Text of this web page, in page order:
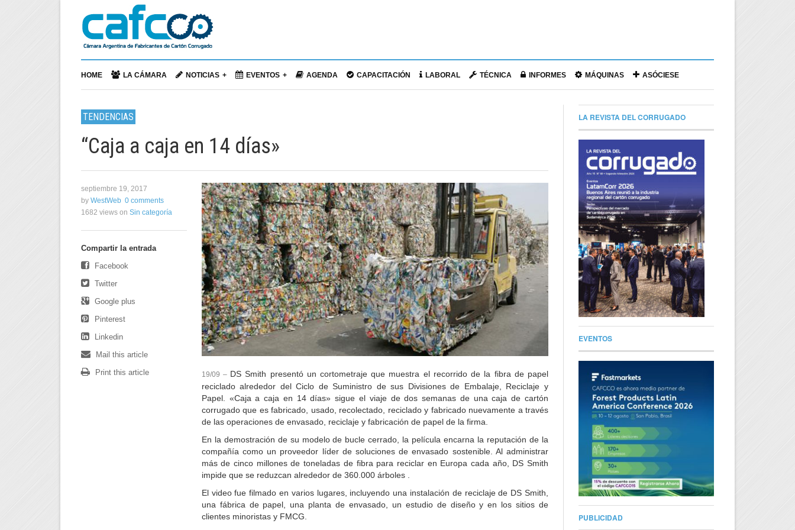
HOME LA CÁMARA NOTICIAS EVENTOS AGENDA CAPACITACIÓN LABORAL TÉCNICA INFORMES MÁQUINAS ASÓCIESE
TENDENCIAS
“Caja a caja en 14 días»
19/09 – DS Smith presentó un cortometraje que muestra el recorrido de la fibra de papel
reciclado alrededor del Ciclo de Suministro de sus Divisiones de Embalaje, Reciclaje y
Papel. «Caja a caja en 14 días» sigue el viaje de dos semanas de una caja de cartón
corrugado que es fabricado, usado, recolectado, reciclado y fabricado nuevamente a través
de las operaciones de envasado, reciclaje y fabricación de papel de la firma.
En la demostración de su modelo de bucle cerrado, la película encarna la reputación de la
compañía como un proveedor líder de soluciones de envasado sostenible. Al administrar
más de cinco millones de toneladas de fibra para reciclar en Europa cada año, DS Smith
impide que se reduzcan alrededor de 360.000 árboles .
El video fue filmado en varios lugares, incluyendo una instalación de reciclaje de DS Smith,
una fábrica de papel, una planta de envasado, un estudio de diseño y en los sitios de
clientes minoristas y FMCG.
septiembre 19, 2017
by WestWeb 0 comments
1682 views on Sin categoría
Compartir la entrada
Facebook
Twitter
Google plus
Pinterest
Linkedin
Mail this article
Print this article
LA REVISTA DEL CORRUGADO
EVENTOS
PUBLICIDAD